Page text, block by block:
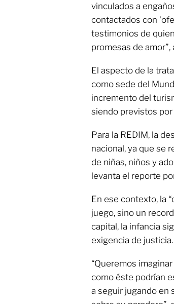
vinculados a
contactados con
testimonios de
promesas de amor”,
El aspecto de la
como sede del
incremento del
siendo previstos
Para la REDIM, la
nacional, ya que se
de niñas, niños y
levanta el reporte
En ese contexto, la
juego, sino un
capital, la infancia
exigencia de justicia.
“Queremos
como éste podrían
a seguir jugando en